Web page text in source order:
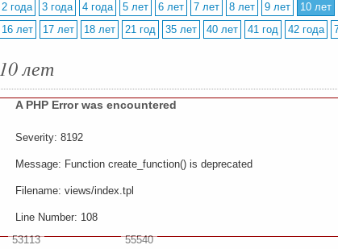
2 года 3 года 4 года 5 лет 6 лет 7 лет 8 лет 9 лет 10 лет
16 лет
17 лет 18 лет 21 год 35 лет 40 лет 41 год 42 года
10 лет
A PHP Error was encountered
Severity: 8192
Message: Function create_function() is deprecated
Filename: views/index.tpl
Line Number: 108
53113
55540